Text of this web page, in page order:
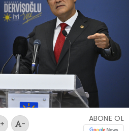
+ -
ABONE OL